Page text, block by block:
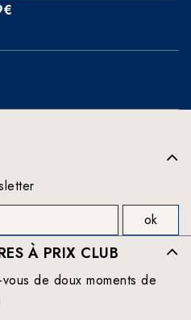
À PRIX CLUB
de doux moments de